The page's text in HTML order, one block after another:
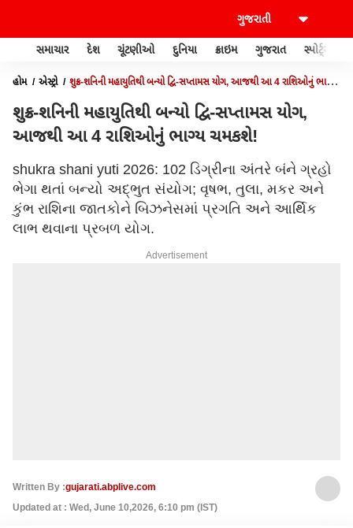
સમાચાર દેશ ચૂંટણીઓ દુનિયા ક્રાઇમ ગુજરાત સ્પોર્ટ્સ
હોમ એસ્ટ્રો
શુક્ર-શનિની મહાયુતિથી બન્યો દ્વિ-સપ્તામસ યોગ, આજથી આ 4 રાશિઓનું ભાગ્ય
શુક્ર-શનિની મહાયુતિથી બન્યો દ્વિ-સપ્તામસ યોગ,
આજથી આ 4 રાશિઓનું ભાગ્ય ચમકશે!
shukra shani yuti 2026: 102 ડિગ્રીના અંતરે બંને ગ્રહો
ભેગા થતાં બન્યો અદ્ભુત સંયોગ; વૃષભ, તુલા, મકર અને
કુંભ રાશિના જાતકોને બિઝનેસમાં પ્રગતિ અને આર્થિક
લાભ થવાના પ્રબળ યોગ.
Advertisement
Written By :gujarati.abplive.com
Updated at : Wed, June 10,2026, 6:10 pm (IST)